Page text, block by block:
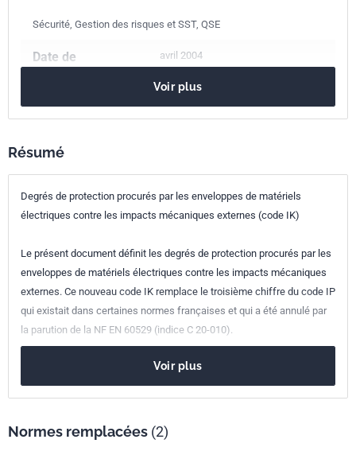
Sécurité, Gestion des risques et SST, QSE
Date de
avril 2004
Nombre de pages 10 p.
Référence
29.020Électrotechnique en général
Indice de
classement
C20-015
Numéro de tirage 1 - avril 2004
Parenté
IEC 62262:2002
Voir plus
Résumé
Degrés de protection procurés par les enveloppes de matériels
électriques contre les impacts mécaniques externes (code IK)
Le présent document définit les degrés de protection procurés par les
enveloppes de matériels électriques contre les impacts mécaniques
externes. Ce nouveau code IK remplace le troisième chiffre du code IP
qui existait dans certaines normes françaises et qui a été annulé par
la parution de la NF EN 60529 (indice C 20-010).
Voir plus
Normes remplacées (2)